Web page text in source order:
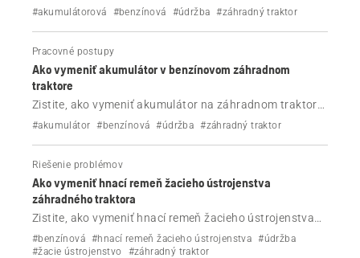
akumulátorového záhradného traktora Husqvarna.
#akumulátorová #benzínová #údržba #záhradný traktor
Pracovné postupy
Ako vymeniť akumulátor v benzínovom záhradnom
traktore
Zistite, ako vymeniť akumulátor na záhradnom traktore
Husqvarna v niekoľkých jednoduchých krokoch.
#akumulátor #benzínová #údržba #záhradný traktor
Riešenie problémov
Ako vymeniť hnací remeň žacieho ústrojenstva
záhradného traktora
Zistite, ako vymeniť hnací remeň žacieho ústrojenstva
záhradného traktora Husqvarna.
#benzínová #hnací remeň žacieho ústrojenstva #údržba
#žacie ústrojenstvo
#záhradný traktor